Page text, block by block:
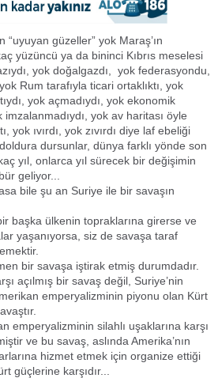
“uyuyan güzeller” yok Maraş’ın
yüzüncü ya da bininci Kıbrıs meselesi
yok doğalgazdı, yok federasyondu,
Rum tarafıyla ticari ortaklıktı, yok
yok açmadıydı, yok ekonomik
imzalanmadıydı, yok av haritası öyle
yok ıvırdı, yok zıvırdı diye laf ebeliği
dursunlar, dünya farklı yönde son
yıl, onlarca yıl sürecek bir değişimin
geliyor...
bile şu an Suriye ile bir savaşın
başka ülkenin topraklarına girerse ve
yaşanıyorsa, siz de savaşa taraf
bir savaşa iştirak etmiş durumdadır.
açılmış bir savaş değil, Suriye’nin
emperyalizminin piyonu olan Kürt
emperyalizminin silahlı uşaklarına karşı
ve bu savaş, aslında Amerika’nın
hizmet etmek için organize ettiği
güçlerine karşıdır...